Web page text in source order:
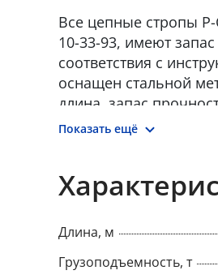
Все цепные стропы Р-
10-33-93, имеют
соответствия с
оснащен стальной
длина, запас
изготовителя.
Показать ещё
Длина, м
Грузоподъемность, т